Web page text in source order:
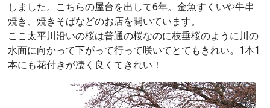
しました。こちらの屋台を出して6年。金魚すくいや牛串
焼き、焼きそばなどのお店を開いています。
ここ太平川沿いの桜は普通の桜なのに枝垂桜のように川の
水面に向かって下がって行って咲いてとてもきれい。1本1
本にも花付きが凄く良くてきれい！